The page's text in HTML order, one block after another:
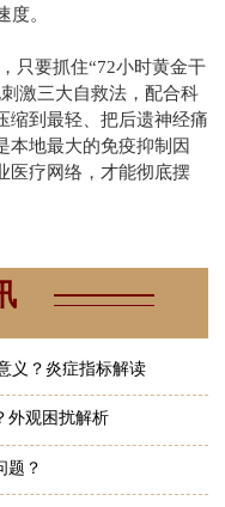
度。
只要抓住“72小时黄金干
激三大自救法，配合科
缩到最轻、把后遗神经痛
本地最大的免疫抑制因
医疗网络，才能彻底摆
义？炎症指标解读
外观困扰解析
题？